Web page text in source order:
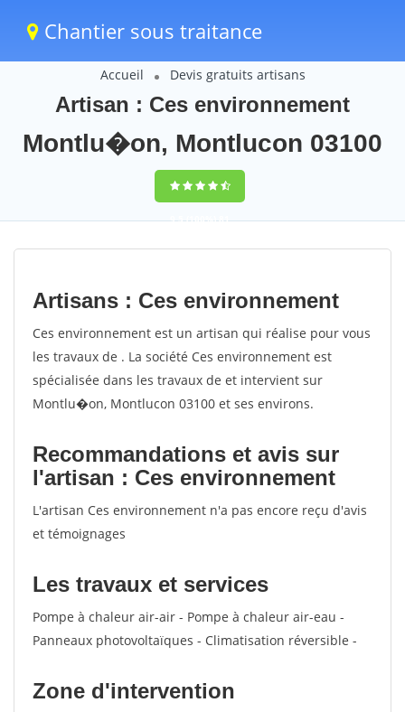
Chantier sous traitance
Accueil Devis gratuits artisans
Artisan : Ces environnement
Montlu�on, Montlucon 03100
9,5(100%)81
votes
Artisans : Ces environnement
Ces environnement est un artisan qui réalise pour vous
les travaux de . La société Ces environnement est
spécialisée dans les travaux de et intervient sur
Montlu�on, Montlucon 03100 et ses environs.
Recommandations et avis sur
l'artisan : Ces environnement
L'artisan Ces environnement n'a pas encore reçu d'avis
et témoignages
Les travaux et services
Pompe à chaleur air-air - Pompe à chaleur air-eau -
Panneaux photovoltaïques - Climatisation réversible -
Zone d'intervention